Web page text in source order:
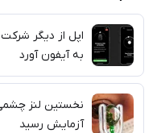
اپل از دیگر شرکت
به آیفون آورد
نخستین لنز
آزمایش رسید